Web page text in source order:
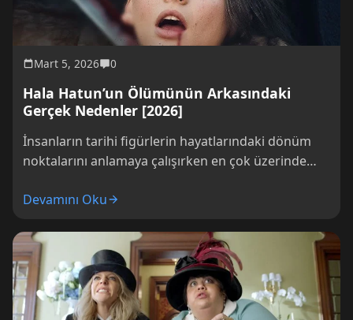
Mart 5, 2026 0
Hala Hatun’un Ölümünün Arkasındaki
Gerçek Nedenler [2026]
İnsanların tarihi figürlerin hayatlarındaki dönüm
noktalarını anlamaya çalışırken en çok üzerinde
ölümünün gerçek nedenleridir. Bu...
Devamını Oku